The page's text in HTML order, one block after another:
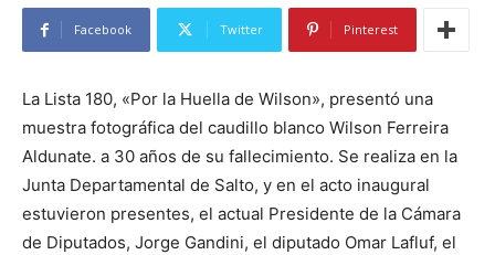
Facebook Twitter Pinterest
La Lista 180, «Por la Huella de Wilson», presentó una
muestra fotográfica del caudillo blanco Wilson Ferreira
Aldunate. a 30 años de su fallecimiento. Se realiza en la
Junta Departamental de Salto, y en el acto inaugural
estuvieron presentes, el actual Presidente de la Cámara
de Diputados, Jorge Gandini, el diputado Omar Lafluf, el